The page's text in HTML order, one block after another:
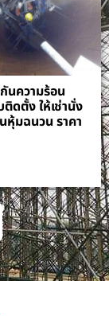
นความร้อน
ติดตั้ง ให้เช่านั่ง
หุ้มฉนวน ราคา